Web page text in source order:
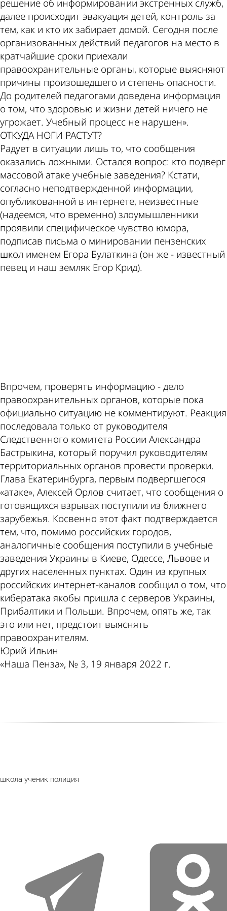
решение об информировании экстренных служб,
далее происходит эвакуация детей, контроль за
тем, как и кто их забирает домой. Сегодня после
организованных действий педагогов на место в
кратчайшие сроки приехали
правоохранительные органы, которые выясняют
причины произошедшего и степень опасности.
До родителей педагогами доведена информация
о том, что здоровью и жизни детей ничего не
угрожает. Учебный процесс не нарушен».
ОТКУДА НОГИ РАСТУТ?
Радует в ситуации лишь то, что сообщения
оказались ложными. Остался вопрос: кто подверг
массовой атаке учебные заведения? Кстати,
согласно неподтвержденной информации,
опубликованной в интернете, неизвестные
(надеемся, что временно) злоумышленники
проявили специфическое чувство юмора,
подписав письма о минировании пензенских
школ именем Егора Булаткина (он же - известный
певец и наш земляк Егор Крид).
Впрочем, проверять информацию - дело
правоохранительных органов, которые пока
официально ситуацию не комментируют. Реакция
последовала только от руководителя
Следственного комитета России Александра
Бастрыкина, который поручил руководителям
территориальных органов провести проверки.
Глава Екатеринбурга, первым подвергшегося
«атаке», Алексей Орлов считает, что сообщения о
готовящихся взрывах поступили из ближнего
зарубежья. Косвенно этот факт подтверждается
тем, что, помимо российских городов,
аналогичные сообщения поступили в учебные
заведения Украины в Киеве, Одессе, Львове и
других населенных пунктах. Один из крупных
российских интернет-каналов сообщил о том, что
кибератака якобы пришла с серверов Украины,
Прибалтики и Польши. Впрочем, опять же, так
это или нет, предстоит выяснять
правоохранителям.
Юрий Ильин
«Наша Пенза», № 3, 19 января 2022 г.
школа ученик полиция
odnoklassniki